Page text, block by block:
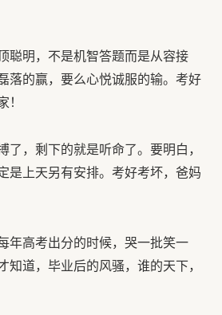
聪明，不是机智答题而是从容接
落的赢，要么心悦诚服的输。考好
！
了，剩下的就是听命了。要明白，
是上天另有安排。考好考坏，爸妈
年高考出分的时候，哭一批笑一
知道，毕业后的风骚，谁的天下，